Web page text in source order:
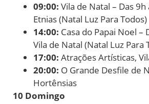
09:00: Vila de Natal – Das 9h
Etnias (Natal Luz Para Todos)
14:00: Casa do Papai Noel –
Vila de Natal (Natal Luz Para
17:00: Atrações Artísticas,
20:00: O Grande Desfile de
Hortênsias
10 Domingo